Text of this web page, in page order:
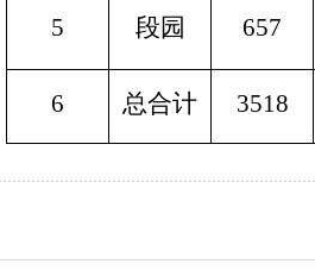
5 段园 657
6 总合计 3518